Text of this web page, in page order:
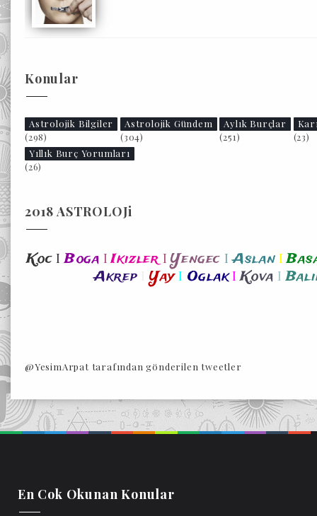
Konular
Astrolojik Bilgiler
(298)
Astrolojik Gündem
(304)
Aylık Burçlar
(251)
(23)
Yıllık Burç Yorumları
(26)
2018 ASTROLOJi
Koc I Boga I Ikizler I Yengec I Aslan I
Akrep
Yay I Oglak I Kova I
@YesimArpat tarafından gönderilen tweetler
En Cok Okunan Konular